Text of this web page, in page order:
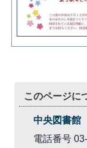
このページに
中央図書館
電話番号